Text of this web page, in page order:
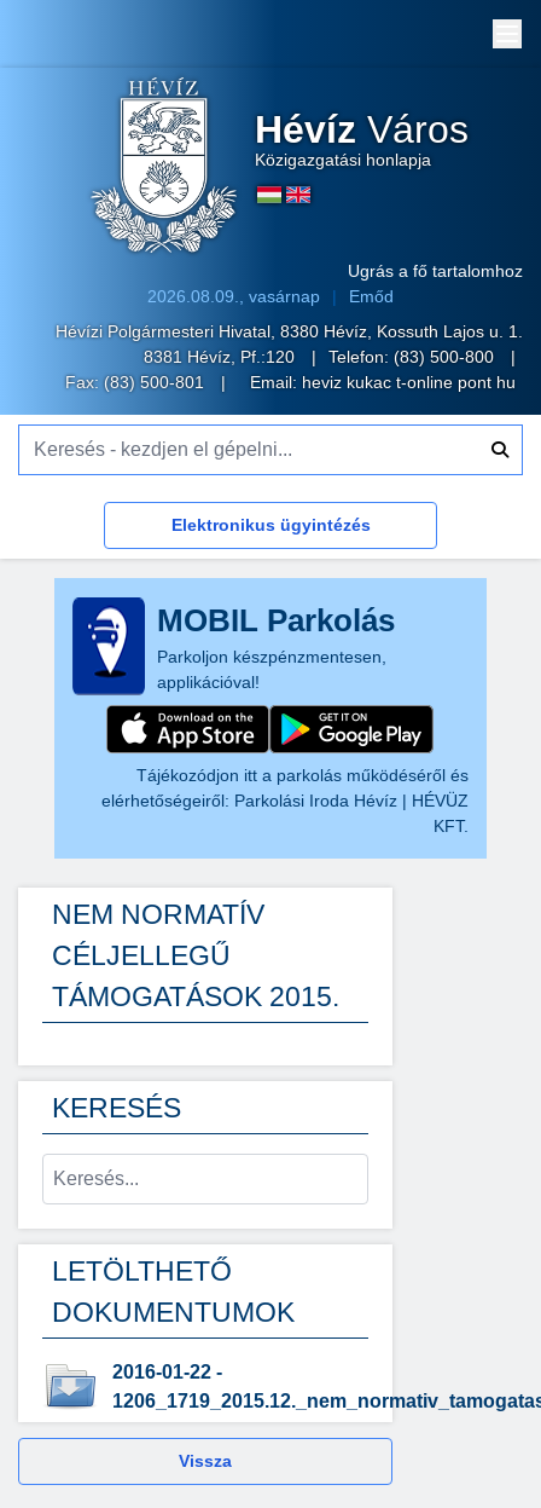
Hévíz Város
Közigazgatási honlapja
Ugrás a fő tartalomhoz
2026.08.09., vasárnap
Emőd
Hévízi Polgármesteri Hivatal, 8380 Hévíz, Kossuth Lajos u. 1.
8381 Hévíz, Pf.:120
Telefon: (83) 500-800
Fax: (83) 500-801
Email: heviz kukac t-online pont hu
Elektronikus ügyintézés
MOBIL Parkolás
Parkoljon készpénzmentesen,
applikációval!
Tájékozódjon itt a parkolás működéséről és
elérhetőségeiről: Parkolási Iroda Hévíz | HÉVÜZ
KFT.
NEM NORMATÍV
CÉLJELLEGŰ
TÁMOGATÁSOK 2015.
KERESÉS
LETÖLTHETŐ
DOKUMENTUMOK
2016-01-22 -
Vissza